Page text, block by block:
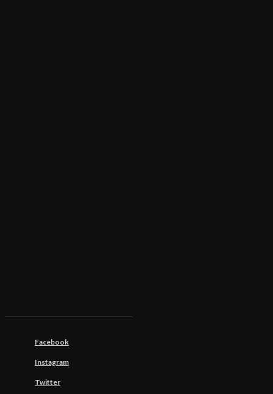
Facebook
Instagram
Twitter